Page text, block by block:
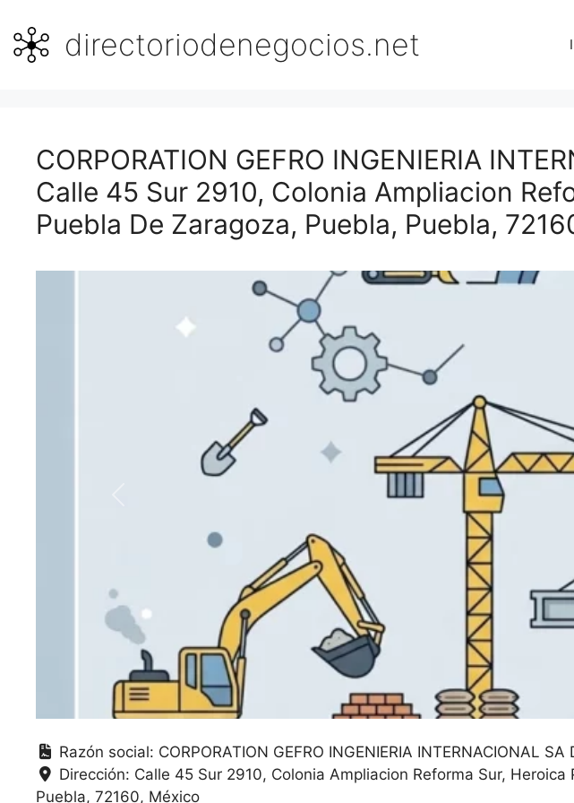
contenidodirectoriodenegocios.net
CORPORATION GEFRO INGENIERIA
Calle 45 Sur 2910, Colonia Ampliacion
Puebla De Zaragoza, Puebla, Puebla,
Razón social: CORPORATION GEFRO INGENIERIA INTERNACIONAL SA
Dirección: Calle 45 Sur 2910, Colonia Ampliacion Reforma Sur, Heroica
Puebla 72160 México